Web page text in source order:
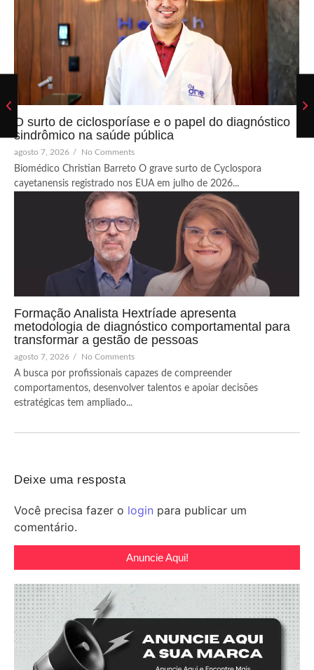
O surto de ciclosporíase e o papel do diagnóstico
sindrômico na saúde pública
agosto 7, 2026 / No Comments
Biomédico Christian Barreto O grave surto de Cyclospora
cayetanensis registrado nos EUA em julho de 2026...
Formação Analista Hextríade apresenta
metodologia de diagnóstico comportamental para
transformar a gestão de pessoas
agosto 7, 2026 / No Comments
A busca por profissionais capazes de compreender
comportamentos, desenvolver talentos e apoiar decisões
estratégicas tem ampliado...
Deixe uma resposta
Você precisa fazer o login para publicar um
comentário.
Anuncie Aqui!